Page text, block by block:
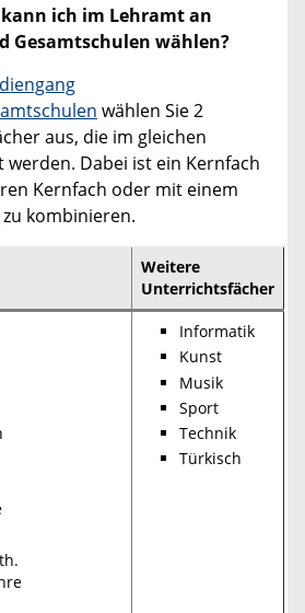
kann ich im Lehramt an
Gesamtschulen wählen?
wählen Sie 2
aus, die im gleichen
Dabei ist ein Kernfach
Kernfach oder mit einem
kombinieren.
Weitere
Unterrichtsfächer
Informatik
Kunst
Musik
Sport
Technik
Türkisch